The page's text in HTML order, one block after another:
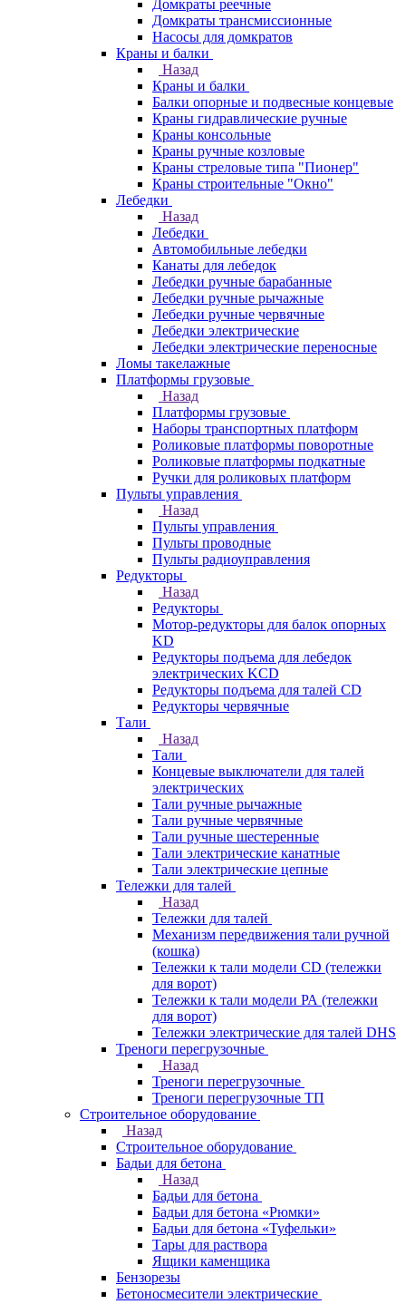
Домкраты реечные
Домкраты трансмиссионные
Насосы для домкратов
Краны и балки
Назад
Краны и балки
Балки опорные и подвесные концевые
Краны гидравлические ручные
Краны консольные
Краны ручные козловые
Краны стреловые типа "Пионер"
Краны строительные "Окно"
Лебедки
Назад
Лебедки
Автомобильные лебедки
Канаты для лебедок
Лебедки ручные барабанные
Лебедки ручные рычажные
Лебедки ручные червячные
Лебедки электрические
Лебедки электрические переносные
Ломы такелажные
Платформы грузовые
Назад
Платформы грузовые
Наборы транспортных платформ
Роликовые платформы поворотные
Роликовые платформы подкатные
Ручки для роликовых платформ
Пульты управления
Назад
Пульты управления
Пульты проводные
Пульты радиоуправления
Редукторы
Назад
Редукторы
Мотор-редукторы для балок опорных
KD
Редукторы подъема для лебедок
электрических KCD
Редукторы подъема для талей CD
Редукторы червячные
Тали
Назад
Тали
Концевые выключатели для талей
электрических
Тали ручные рычажные
Тали ручные червячные
Тали ручные шестеренные
Тали электрические канатные
Тали электрические цепные
Тележки для талей
Назад
Тележки для талей
Механизм передвижения тали ручной
(кошка)
Тележки к тали модели CD (тележки
для ворот)
Тележки к тали модели РА (тележки
для ворот)
Тележки электрические для талей DHS
Треноги перегрузочные
Назад
Треноги перегрузочные
Треноги перегрузочные ТП
Строительное оборудование
Назад
Строительное оборудование
Бадьи для бетона
Назад
Бадьи для бетона
Бадьи для бетона «Рюмки»
Бадьи для бетона «Туфельки»
Тары для раствора
Ящики каменщика
Бензорезы
Бетоносмесители электрические